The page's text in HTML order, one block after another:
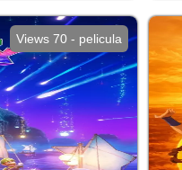
Views 70 - pelicula